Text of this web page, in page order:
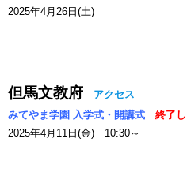
2025年4月26日(土)
但馬文教府
アクセス
みてやま学園 入学式・開講式 終了
2025年4月11日(金) 10:30～